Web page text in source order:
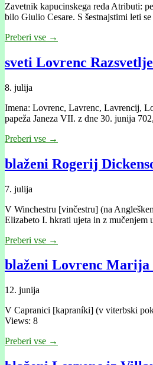
Zavetnik kapucinskega reda Atributi:
bilo Giulio Cesare. S šestnajstimi leti
Preberi vse →
sveti Lovrenc
8. julija
Imena: Lovrenc, Lavrenc, Lavrencij,
papeža Janeza VII. z dne 30. junija
Preberi vse →
blaženi Rogerij
7. julija
V Winchestru [vinčestru] (na
Elizabeto I. hkrati ujeta in z
Preberi vse →
blaženi Lovrenc Marija
12. junija
V Capranici [kapraníki] (v viterbski
Views: 8
Preberi vse →